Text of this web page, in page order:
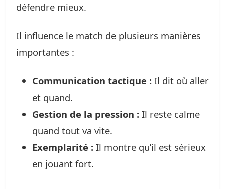
défendre mieux.
Il influence le match de plusieurs manières
importantes :
Communication tactique : Il dit où aller
et quand.
Gestion de la pression : Il reste calme
quand tout va vite.
Exemplarité : Il montre qu’il est sérieux
en jouant fort.